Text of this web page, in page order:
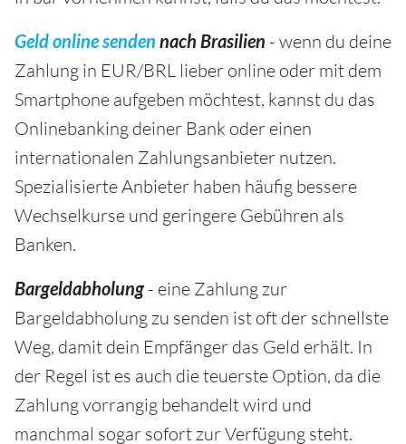
Geld online senden nach Brasilien - wenn du deine
Zahlung in EUR/BRL lieber online oder mit dem
Smartphone aufgeben möchtest, kannst du das
Onlinebanking deiner Bank oder einen
internationalen Zahlungsanbieter nutzen.
Spezialisierte Anbieter haben häufig bessere
Wechselkurse und geringere Gebühren als
Banken.
Bargeldabholung- eine Zahlung zur
Bargeldabholung zu senden ist oft der schnellste
Weg, damit dein Empfänger das Geld erhält. In
der Regel ist es auch die teuerste Option, da die
Zahlung vorrangig behandelt wird und
manchmal sogar sofort zur Verfügung steht.